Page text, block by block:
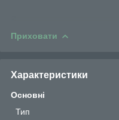
Приховати
Характеристики
Основні
Тип